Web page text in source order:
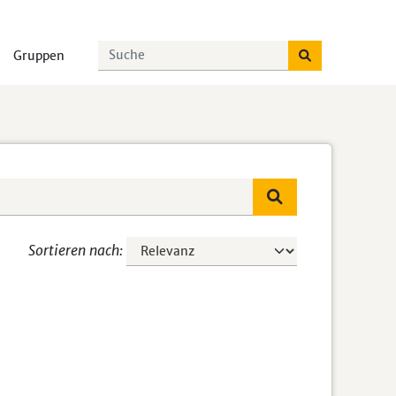
Gruppen
Sortieren nach